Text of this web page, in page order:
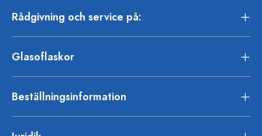
Rådgivning och service på:
Glasoflaskor
Beställningsinformation